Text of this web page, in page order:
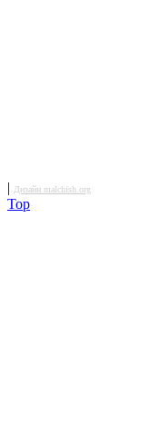
| Дизайн malchish.org
Top